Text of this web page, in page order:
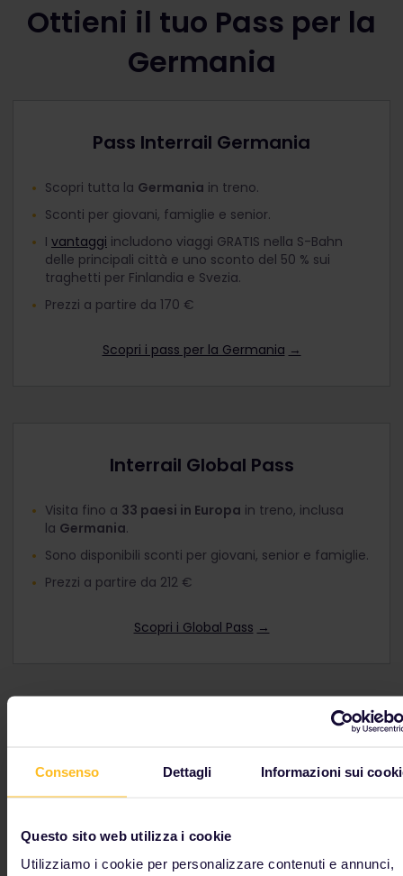
Consenso Dettagli Informazioni sui
Questo sito web utilizza i cookie
Utilizziamo i cookie per personalizzare contenuti e annunci,
Ottieni il tuo Pass per la
Germania
Pass Interrail Germania
Scopri tutta la Germania in treno.
Sconti per giovani, famiglie e senior.
I vantaggi includono viaggi GRATIS nella S-Bahn
delle principali città e uno sconto del 50 % sui
traghetti per Finlandia e Svezia.
Prezzi a partire da 170 €
Scopri i pass per la Germania →
Interrail Global Pass
Visita fino a 33 paesi in Europa in treno, inclusa
la Germania.
Sono disponibili sconti per giovani, senior e famiglie.
Prezzi a partire da 212 €
Scopri i Global Pass →
Consigli e suggerimenti
per la Germania
Le principali stazioni ferroviarie
tedesche